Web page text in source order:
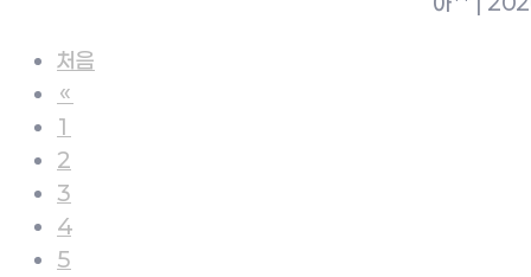
처음
«
1
2
3
4
5